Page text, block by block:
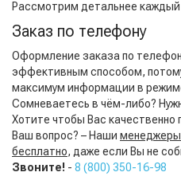
Рассмотрим детальнее каждый
Заказ по телефону
Оформление заказа по
эффективным способом,
максимум информации в
Сомневаетесь в чём-либо?
Хотите чтобы Вас качественно
Ваш вопрос? – Наши менеджеры
бесплатно, даже если Вы не
Звоните! - 8 (800) 350-16-98